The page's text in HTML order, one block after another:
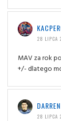
28 LIPCA
MAV za rok
+/- dlatego
DARREN
28 LIPCA